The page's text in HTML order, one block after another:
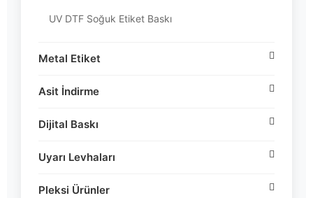
UV DTF Soğuk Etiket Baskı
Metal Etiket
Asit İndirme
Dijital Baskı
Uyarı Levhaları
Pleksi Ürünler